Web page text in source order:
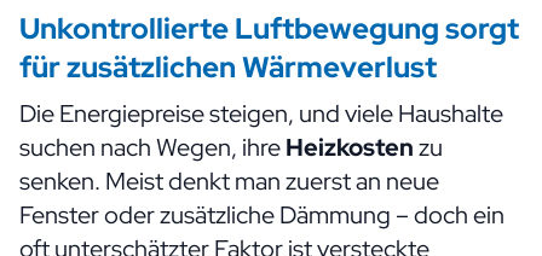
Unkontrollierte Luftbewegung sorgt
für zusätzlichen Wärmeverlust
Die Energiepreise steigen, und viele Haushalte
suchen nach Wegen, ihreHeizkostenzu
senken. Meist denkt man zuerst an neue
Fenster oder zusätzliche Dämmung – doch ein
oft unterschätzter Faktor ist versteckte